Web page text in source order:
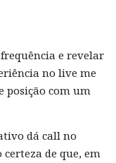
e revelar
no live me
posição com um
dá call no
certeza de que, em